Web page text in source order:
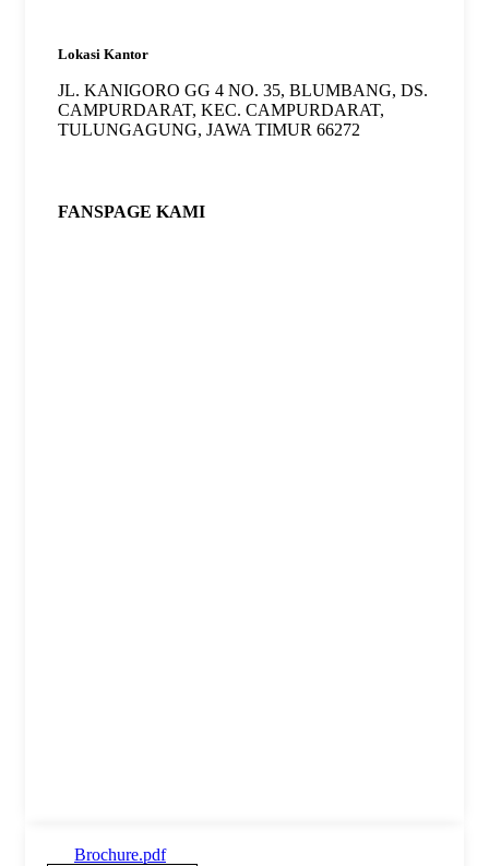
Lokasi Kantor
JL. KANIGORO GG 4 NO. 35, BLUMBANG, DS.
CAMPURDARAT, KEC. CAMPURDARAT,
TULUNGAGUNG, JAWA TIMUR 66272
FANSPAGE KAMI
Brochure.pdf